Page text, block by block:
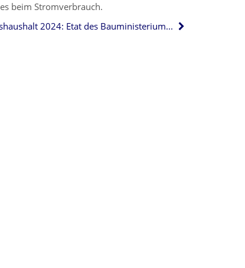
beim Stromverbrauch.
Bundeshaushalt 2024: Etat des Bauministeriums wächst auf 10,4 Mrd. Euro